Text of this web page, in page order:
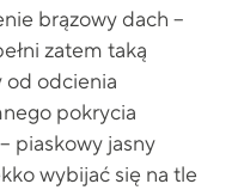
brązowy dach –
zatem taką
od odcienia
pokrycia
piaskowy jasny
wybijać się na tle